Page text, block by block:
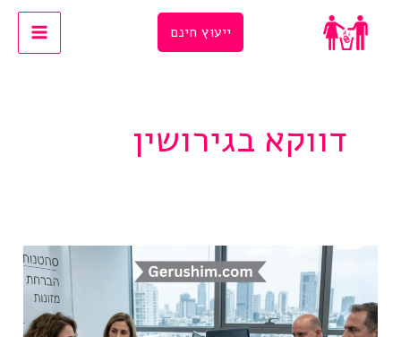
ייעוץ חינם
דווקא בגירושין